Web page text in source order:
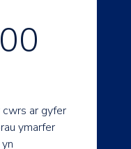
ar gyfer
ymarfer